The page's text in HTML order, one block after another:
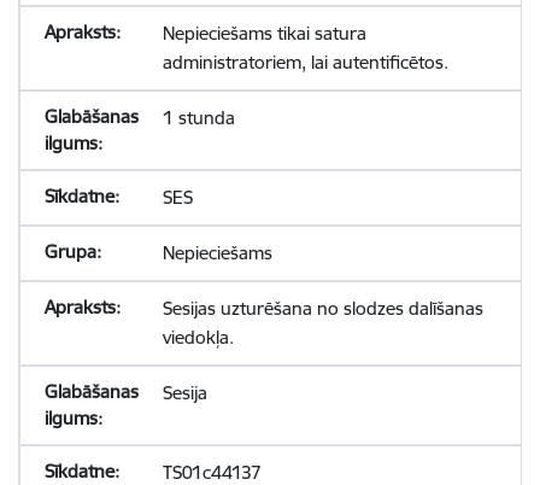
Nepieciešams tikai satura
administratoriem, lai autentificētos.
1 stunda
SES
Nepieciešams
Sesijas uzturēšana no slodzes dalīšanas
viedokļa.
Sesija
TS01c44137